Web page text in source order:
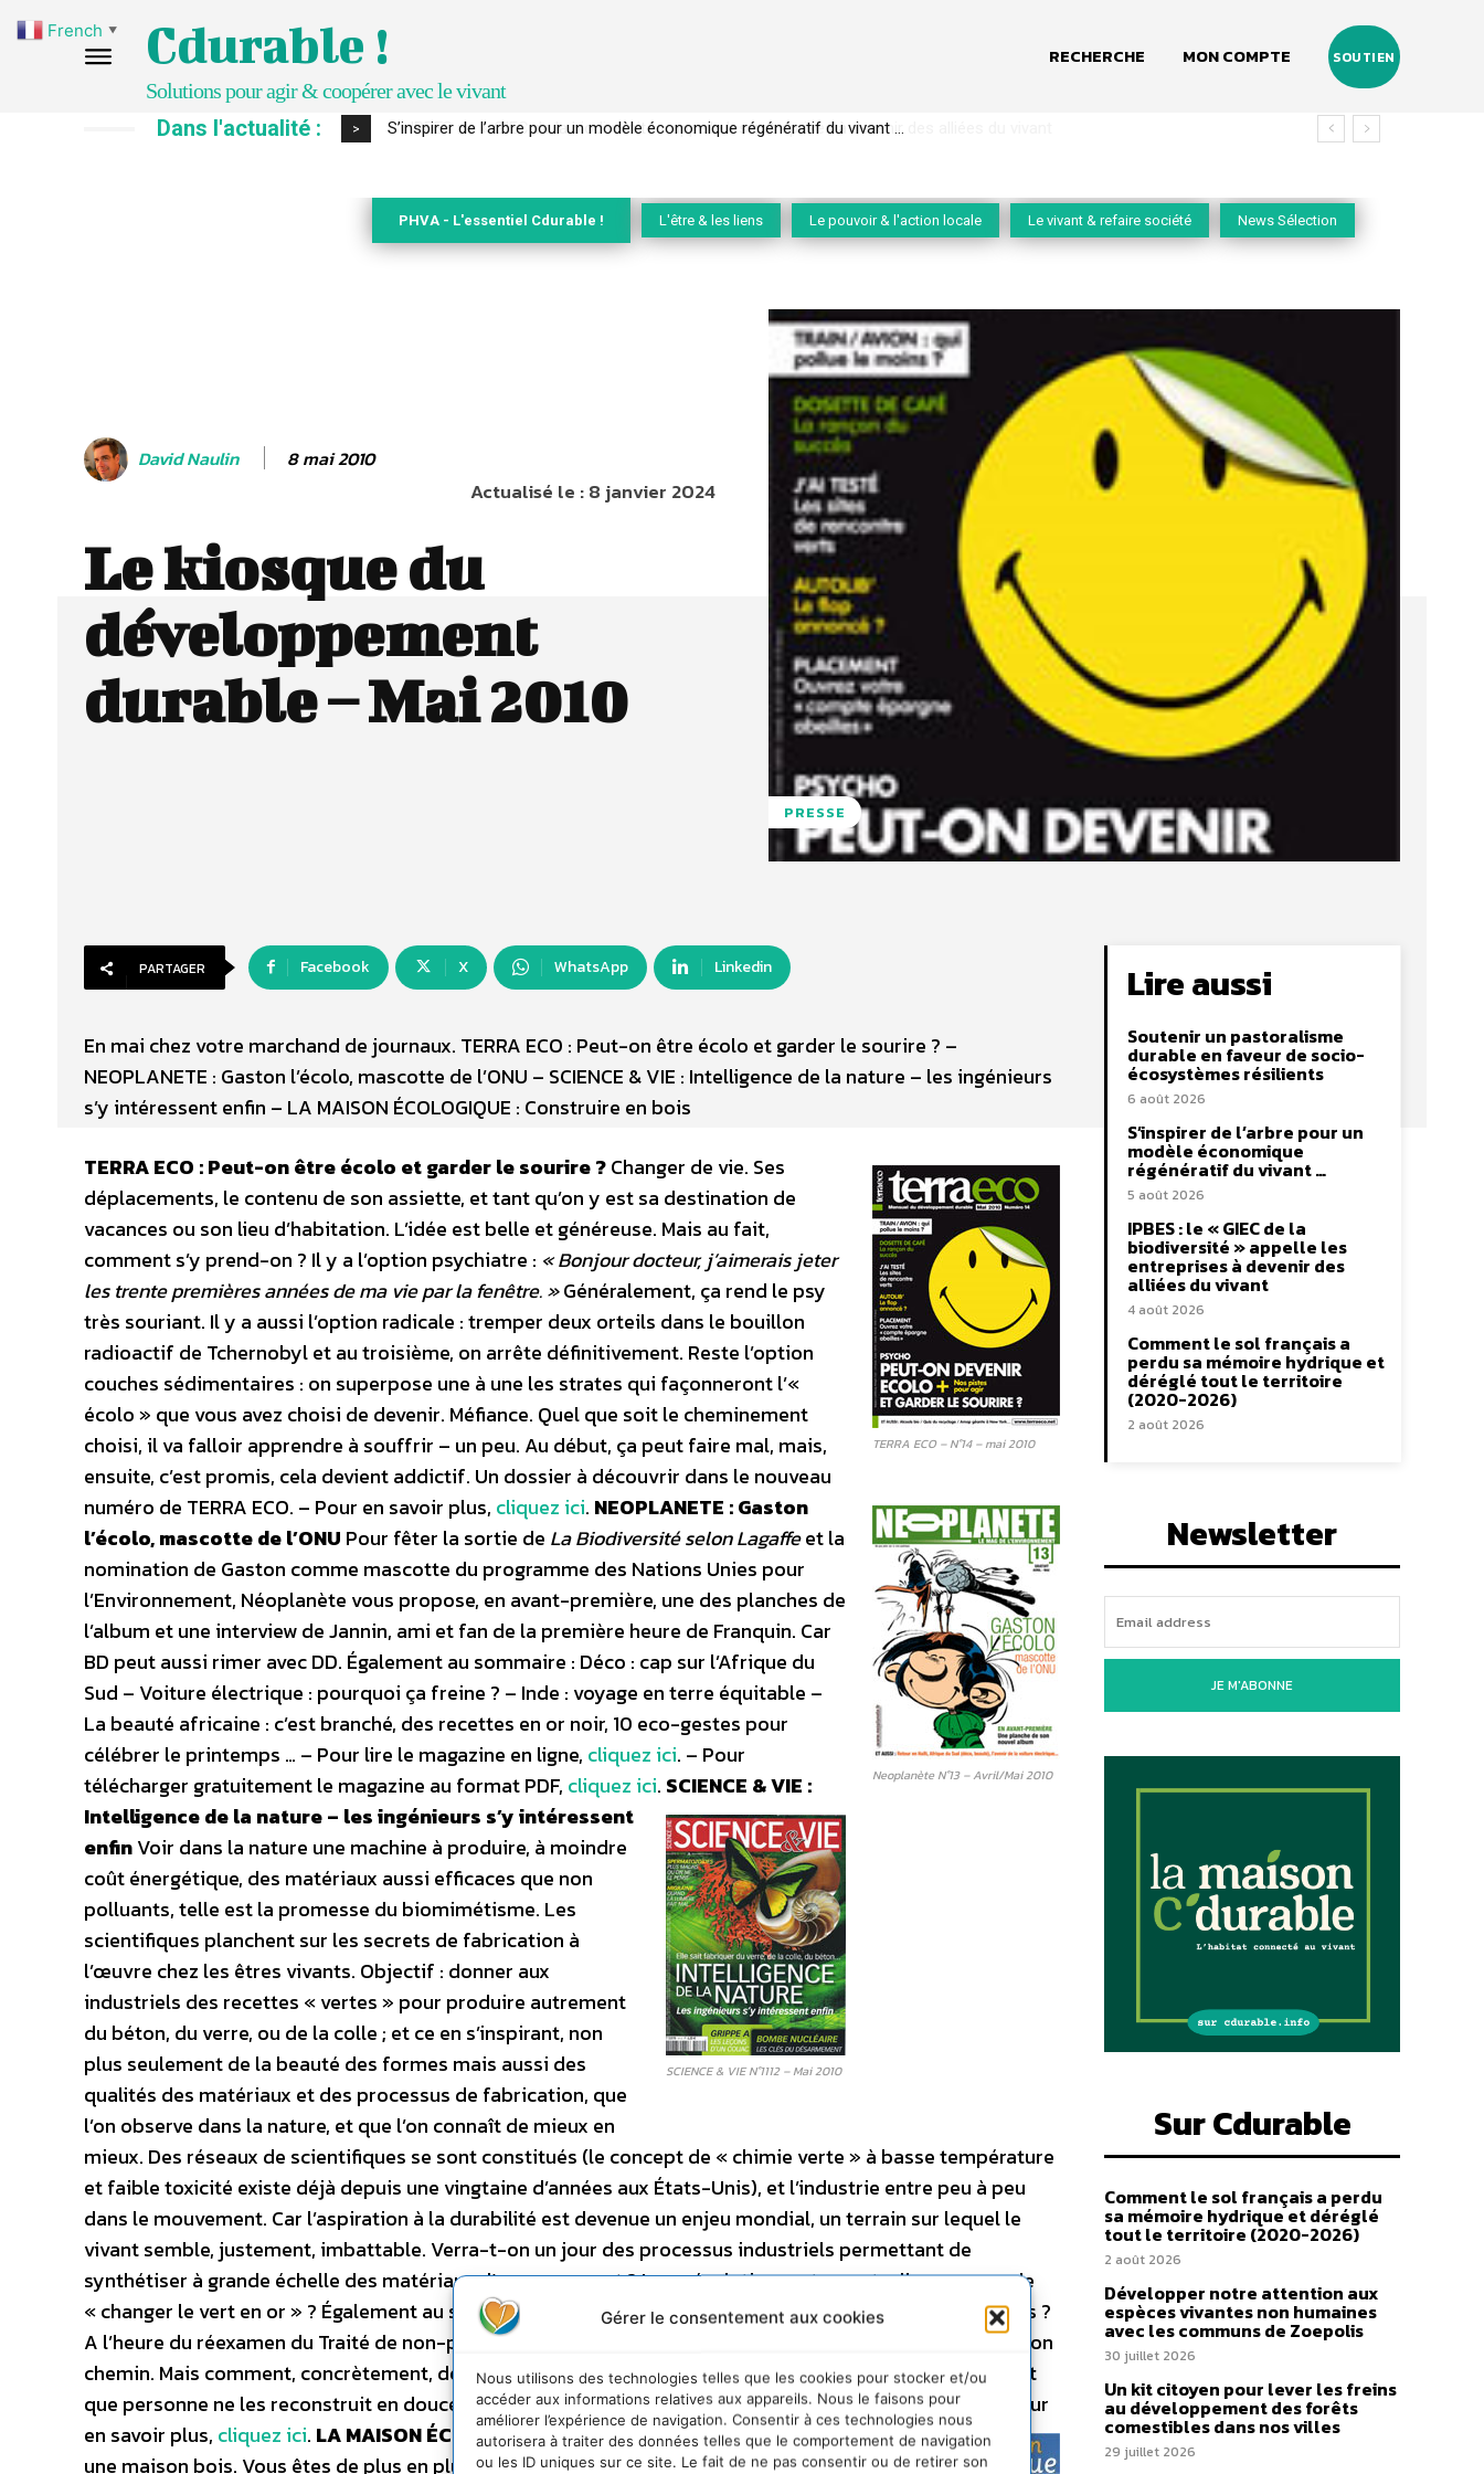
Gérer le consentement aux cookies
Nous utilisons des technologies telles que les cookies pour stocker et/ou
accéder aux informations relatives aux appareils. Nous le faisons pour
améliorer l’expérience de navigation. Consentir à ces technologies nous
autorisera à traiter des données telles que le comportement de navigation
ou les ID uniques sur ce site. Le fait de ne pas consentir ou de retirer son
Cdurable !
Solutions pour agir & coopérer avec le vivant
RECHERCHE MON COMPTE SOUTIEN
Dans l'actualité : > IPBES : le « GIEC de la biodiversité » appelle les entreprises à devenir des alliées du vivant
PHVA - L'essentiel Cdurable ! L'être & les liens Le pouvoir & l'action locale Le vivant & refaire société News Sélection
David Naulin 8 mai 2010
Actualisé le :8 janvier 2024
Le kiosque du
développement
durable – Mai 2010
PRESSE
PARTAGER Facebook X WhatsApp Linkedin
En mai chez votre marchand de journaux. TERRA ECO : Peut-on être écolo et garder le sourire ? –
NEOPLANETE : Gaston l’écolo, mascotte de l’ONU – SCIENCE & VIE : Intelligence de la nature – les ingénieurs
s’y intéressent enfin – LA MAISON ÉCOLOGIQUE : Construire en bois
TERRA ECO – N°14 – mai 2010
TERRA ECO : Peut-on être écolo et garder le sourire ?Changer de vie. Ses
déplacements, le contenu de son assiette, et tant qu’on y est sa destination de
vacances ou son lieu d’habitation. L’idée est belle et généreuse. Mais au fait,
comment s’y prend-on ? Il y a l’option psychiatre : « Bonjour docteur, j’aimerais jeter
les trente premières années de ma vie par la fenêtre. »Généralement, ça rend le psy
très souriant. Il y a aussi l’option radicale : tremper deux orteils dans le bouillon
radioactif de Tchernobyl et au troisième, on arrête définitivement. Reste l’option
couches sédimentaires : on superpose une à une les strates qui façonneront l’«
écolo » que vous avez choisi de devenir. Méfiance. Quel que soit le cheminement
choisi, il va falloir apprendre à souffrir – un peu. Au début, ça peut faire mal, mais,
ensuite, c’est promis, cela devient addictif. Un dossier à découvrir dans le nouveau
numéro de TERRA ECO. – Pour en savoir plus, cliquez ici.
Neoplanète N°13 – Avril/Mai 2010
NEOPLANETE : Gaston
l’écolo, mascotte de l’ONU Pour fêter la sortie de La Biodiversité selon Lagaffeet la
nomination de Gaston comme mascotte du programme des Nations Unies pour
l’Environnement, Néoplanète vous propose, en avant-première, une des planches de
l’album et une interview de Jannin, ami et fan de la première heure de Franquin. Car
BD peut aussi rimer avec DD. Également au sommaire : Déco : cap sur l’Afrique du
Sud – Voiture électrique : pourquoi ça freine ? – Inde : voyage en terre équitable –
La beauté africaine : c’est branché, des recettes en or noir, 10 eco-gestes pour
célébrer le printemps … – Pour lire le magazine en ligne, cliquez ici. – Pour
télécharger gratuitement le magazine au format PDF, cliquez ici.
SCIENCE & VIE N°1112 – Mai 2010
SCIENCE & VIE :
Intelligence de la nature – les ingénieurs s’y intéressent
enfinVoir dans la nature une machine à produire, à moindre
coût énergétique, des matériaux aussi efficaces que non
polluants, telle est la promesse du biomimétisme. Les
scientifiques planchent sur les secrets de fabrication à
l’œuvre chez les êtres vivants. Objectif : donner aux
industriels des recettes « vertes » pour produire autrement
du béton, du verre, ou de la colle ; et ce en s’inspirant, non
plus seulement de la beauté des formes mais aussi des
qualités des matériaux et des processus de fabrication, que
l’on observe dans la nature, et que l’on connaît de mieux en
mieux. Des réseaux de scientifiques se sont constitués (le concept de « chimie verte » à basse température
et faible toxicité existe déjà depuis une vingtaine d’années aux États-Unis), et l’industrie entre peu à peu
dans le mouvement. Car l’aspiration à la durabilité est devenue un enjeu mondial, un terrain sur lequel le
vivant semble, justement, imbattable. Verra-t-on un jour des processus industriels permettant de
synthétiser à grande échelle des matériaux d’usage courant ? La « révolution verte » est-elle en passe de
« changer le vert en or » ? Également au sommaire de SCIENCE & VIE : Nucléaire – un monde sans bombes ?
A l’heure du réexamen du Traité de non-prolifération des armes nucléaires, l’idée d’abolir la bombe fait son
chemin. Mais comment, concrètement, détruire les arsenaux mondiaux simultanément, tout en s’assurant
que personne ne les reconstruit en douce ? SCIENCE & VIE passe en revue 5 grands défis techniques. – Pour
en savoir plus, cliquez ici. LA MAISON ÉCOLOGIQUE : Construire en boisVivre dans
une maison bois. Vous êtes de plus en plus nombreux à vouloir passer le cap et nous
Lire aussi
Soutenir un pastoralisme
durable en faveur de socio-
écosystèmes résilients
6 août 2026
S’inspirer de l’arbre pour un
modèle économique
régénératif du vivant …
5 août 2026
IPBES : le « GIEC de la
biodiversité » appelle les
entreprises à devenir des
alliées du vivant
4 août 2026
Comment le sol français a
perdu sa mémoire hydrique et
déréglé tout le territoire
(2020-2026)
2 août 2026
Newsletter
JE M'ABONNE
Sur Cdurable
Comment le sol français a perdu
sa mémoire hydrique et déréglé
tout le territoire (2020-2026)
2 août 2026
Développer notre attention aux
espèces vivantes non humaines
avec les communs de Zoepolis
30 juillet 2026
Un kit citoyen pour lever les freins
au développement des forêts
comestibles dans nos villes
29 juillet 2026
French ▼